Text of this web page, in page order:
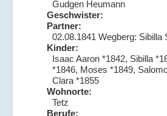
Gudgen Heumann
Geschwister:
Partner:
02.08.1841 Wegberg: Sibilla
Kinder:
Isaac Aaron *1842, Sibilla
*1846, Moses *1849,
Clara *1855
Wohnorte:
Tetz
Berufe: